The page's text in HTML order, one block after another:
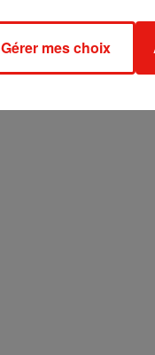
Gérer mes choix